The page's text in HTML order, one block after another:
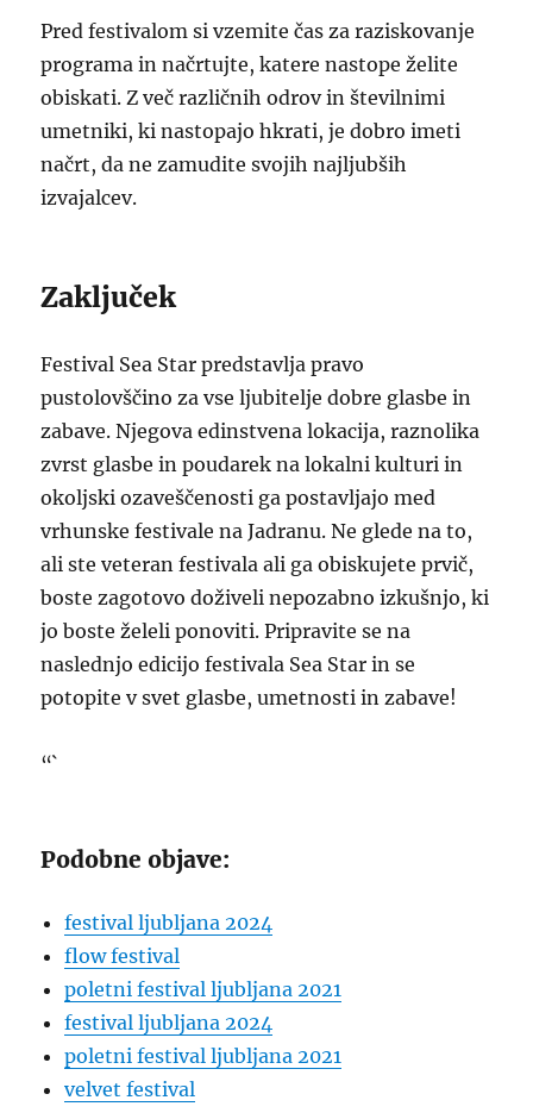
Pred festivalom si vzemite čas za raziskovanje
programa in načrtujte, katere nastope želite
obiskati. Z več različnih odrov in številnimi
umetniki, ki nastopajo hkrati, je dobro imeti
načrt, da ne zamudite svojih najljubših
izvajalcev.
Zaključek
Festival Sea Star predstavlja pravo
pustolovščino za vse ljubitelje dobre glasbe in
zabave. Njegova edinstvena lokacija, raznolika
zvrst glasbe in poudarek na lokalni kulturi in
okoljski ozaveščenosti ga postavljajo med
vrhunske festivale na Jadranu. Ne glede na to,
ali ste veteran festivala ali ga obiskujete prvič,
boste zagotovo doživeli nepozabno izkušnjo, ki
jo boste želeli ponoviti. Pripravite se na
naslednjo edicijo festivala Sea Star in se
potopite v svet glasbe, umetnosti in zabave!
“`
Podobne objave:
festival ljubljana 2024
flow festival
poletni festival ljubljana 2021
festival ljubljana 2024
poletni festival ljubljana 2021
velvet festival